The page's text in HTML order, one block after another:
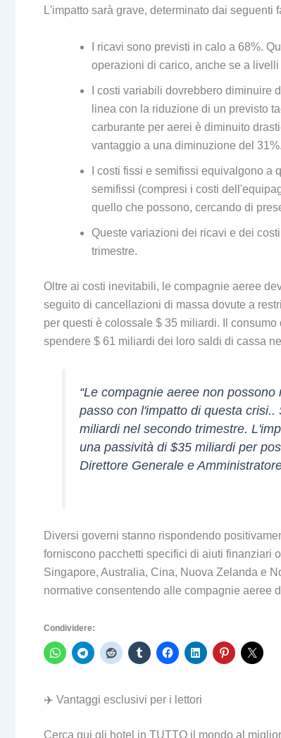
L'impatto sarà grave, determinato dai seguenti
I ricavi sono previsti in calo a 68%.
operazioni di carico, anche se a livelli
I costi variabili dovrebbero diminuire
linea con la riduzione di un previsto
carburante per aerei è diminuito
vantaggio a una diminuzione del 31%.
I costi fissi e semifissi equivalgono
semifissi (compresi i costi
quello che possono, cercando di
Queste variazioni dei ricavi e dei
trimestre.
Oltre ai costi inevitabili, le compagnie aeree
seguito di cancellazioni di massa dovute a
per questi è colossale $ 35 miliardi. Il
spendere $ 61 miliardi dei loro saldi di cassa
“Le compagnie aeree non
passo con l'impatto di questa
miliardi nel secondo trimestre.
una passività di $35 miliardi per
Direttore Generale e
Diversi governi stanno rispondendo
forniscono pacchetti specifici di aiuti finanziari
Singapore, Australia, Cina, Nuova Zelanda e
normative consentendo alle compagnie aeree
Condividere:
✈️ Vantaggi esclusivi per i lettori
Cerca qui gli hotel in TUTTO il mondo al